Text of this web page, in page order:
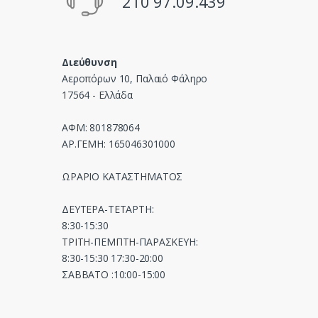
Διεύθυνση
Αεροπόρων 10, Παλαιό Φάληρο
17564 - Ελλάδα
ΑΦΜ: 801878064
ΑΡ.ΓΕΜΗ: 165046301000
ΩΡΑΡΙΟ ΚΑΤΑΣΤΗΜΑΤΟΣ
ΔΕΥΤΕΡΑ-ΤΕΤΑΡΤΗ:
8:30-15:30
ΤΡΙΤΗ-ΠΕΜΠΤΗ-ΠΑΡΑΣΚΕΥΗ:
8:30-15:30 17:30-20:00
ΣΑΒΒΑΤΟ :10:00-15:00